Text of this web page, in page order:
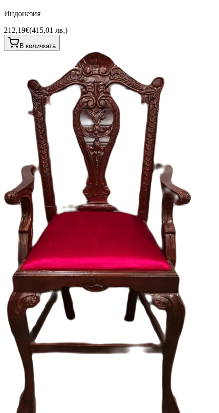
Индонезия
212,19€(415,01 лв.)
В количката